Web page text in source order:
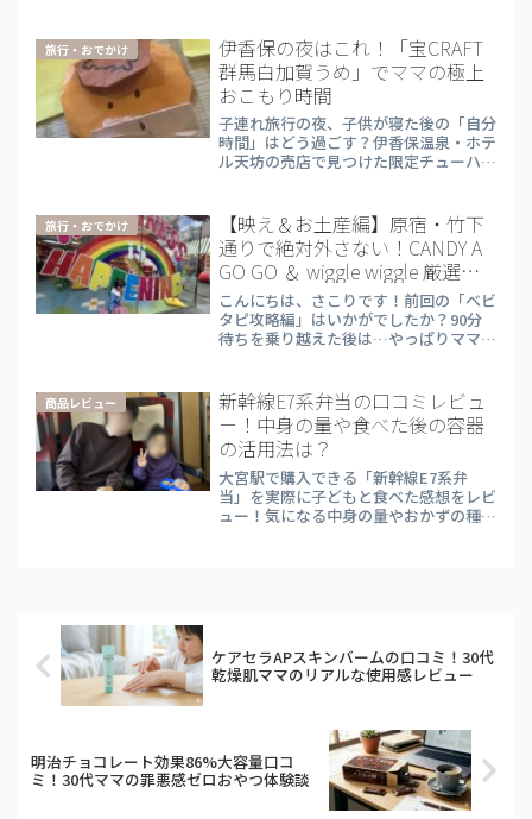
バーはさこり家4人＋義父母で計６人！
我が家には、3歳の息子と...
旅行・おでかけ
伊香保の夜はこれ！「宝CRAFT
群馬白加賀うめ」でママの極上
おこもり時間
子連れ旅行の夜、子供が寝た後の「自分
時間」はどう過ごす？伊香保温泉・ホテ
ル天坊の売店で見つけた限定チューハイ
楽しむためのおこもりお酒の楽しみ方。
旅行・おでかけ
【映え＆お土産編】原宿・竹下
通りで絶対外さない！CANDY A
GO GO ＆ wiggle wiggle 厳選レ
ポ
こんにちは、さこりです！前回の「ベビ
タピ攻略編」はいかがでしたか？90分
待ちを乗り越えた後は…やっぱりママだ
なら絶対に素通りできない「映えスポッ
トの聖地」2箇所をハシゴ...
商品レビュー
新幹線E7系弁当の口コミレビュ
ー！中身の量や食べた後の容器
の活用法は？
大宮駅で購入できる「新幹線E7系弁
当」を実際に子どもと食べた感想をレビ
ュー！気になる中身の量やおかずの種
ケアセラAPスキンバームの口コミ！30代
乾燥肌ママのリアルな使用感レビュー
明治チョコレート効果86%大容量口コ
ミ！30代ママの罪悪感ゼロおやつ体験談